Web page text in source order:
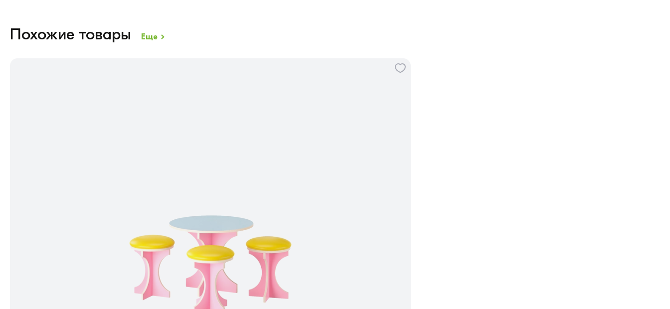
Похожие товары Еще